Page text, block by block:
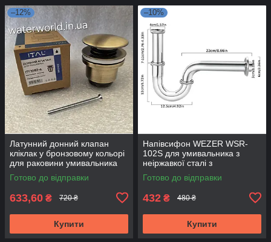
–12%
Латунний донний клапан
кліклак у бронзовому кольорі
для раковини умивальника
ITAL ITF1083-4 Bronze k
Готово до відправки
633,60 ₴ 720 ₴
Купити
–10%
Напівсифон WEZER WSR-
102S для умивальника з
неіржавкої сталі з
хромованим покриттям
Готово до відправки
432 ₴ 480 ₴
Купити